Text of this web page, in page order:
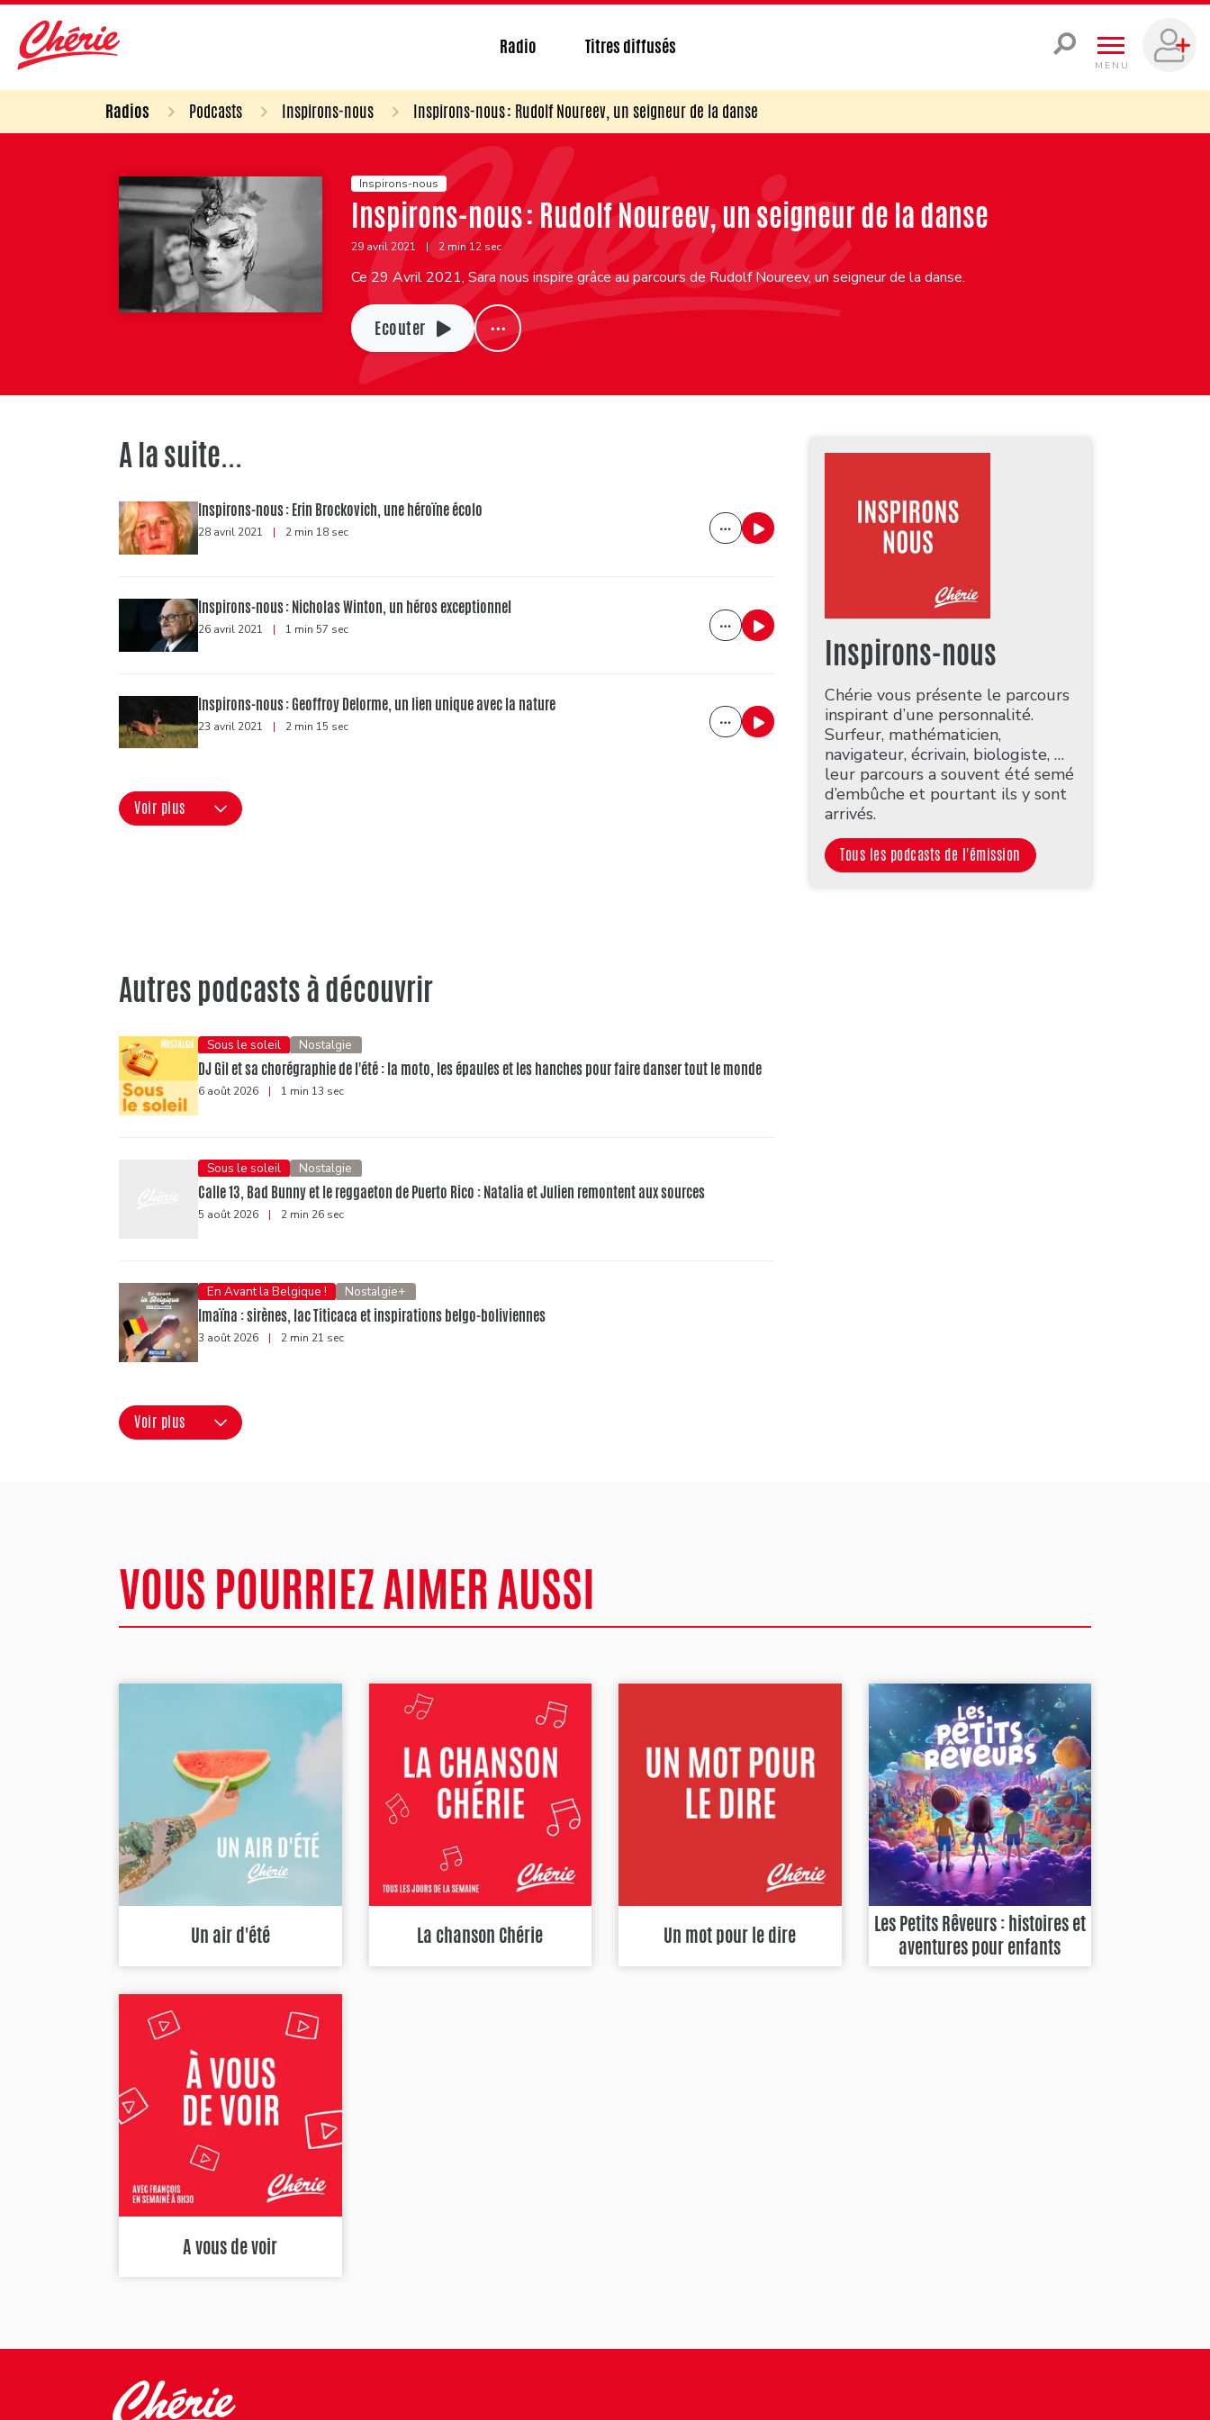
Radio Titres diffusés
MENU
Radios Podcasts Inspirons-nous Inspirons-nous : Rudolf Noureev, un seigneur de la danse
Inspirons-nous
Inspirons-nous : Rudolf Noureev, un seigneur de la danse
29 avril 2021 | 2 min 12 sec
Ce 29 Avril 2021, Sara nous inspire grâce au parcours de Rudolf Noureev, un seigneur de la danse.
Ecouter
A la suite...
Inspirons-nous : Erin Brockovich, une héroïne écolo
28 avril 2021 | 2 min 18 sec
Inspirons-nous : Nicholas Winton, un héros exceptionnel
26 avril 2021 | 1 min 57 sec
Inspirons-nous : Geoffroy Delorme, un lien unique avec la nature
23 avril 2021 | 2 min 15 sec
Voir plus
Inspirons-nous
Chérie vous présente le parcours
inspirant d’une personnalité.
Surfeur, mathématicien,
navigateur, écrivain, biologiste, …
leur parcours a souvent été semé
d’embûche et pourtant ils y sont
arrivés.
Tous les podcasts de l'émission
Autres podcasts à découvrir
Sous le soleil Nostalgie
DJ Gil et sa chorégraphie de l'été : la moto, les épaules et les hanches pour faire danser tout le monde
6 août 2026 | 1 min 13 sec
Sous le soleil Nostalgie
Calle 13, Bad Bunny et le reggaeton de Puerto Rico : Natalia et Julien remontent aux sources
5 août 2026 | 2 min 26 sec
En Avant la Belgique ! Nostalgie+
Imaïna : sirènes, lac Titicaca et inspirations belgo-boliviennes
3 août 2026 | 2 min 21 sec
Voir plus
VOUS POURRIEZ AIMER AUSSI
Un air d'été La chanson Chérie Un mot pour le dire
Les Petits Rêveurs : histoires et
aventures pour enfants
A vous de voir